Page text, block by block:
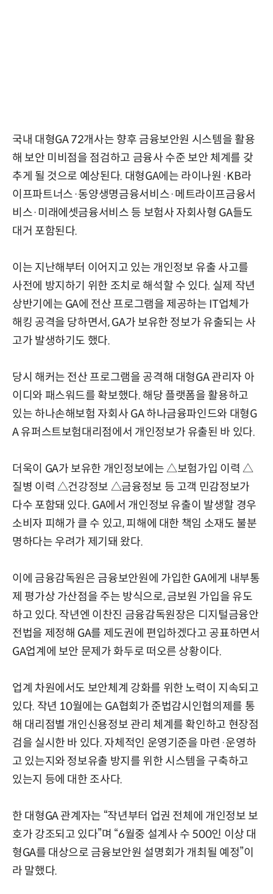
국내 대형GA 72개사는 향후 금융보안원 시스템을 활용
해 보안 미비점을 점검하고 금융사 수준 보안 체계를 갖
추게 될 것으로 예상된다. 대형GA에는 라이나원·KB라
이프파트너스·동양생명금융서비스·메트라이프금융서
비스·미래에셋금융서비스 등 보험사 자회사형 GA들도
대거 포함된다.
이는 지난해부터 이어지고 있는 개인정보 유출 사고를
사전에 방지하기 위한 조치로 해석할 수 있다. 실제 작년
상반기에는 GA에 전산 프로그램을 제공하는 IT업체가
해킹 공격을 당하면서, GA가 보유한 정보가 유출되는 사
고가 발생하기도 했다.
당시 해커는 전산 프로그램을 공격해 대형GA 관리자 아
이디와 패스워드를 확보했다. 해당 플랫폼을 활용하고
있는 하나손해보험 자회사 GA 하나금융파인드와 대형G
A 유퍼스트보험대리점에서 개인정보가 유출된 바 있다.
더욱이 GA가 보유한 개인정보에는 △보험가입 이력 △
질병 이력 △건강정보 △금융정보 등 고객 민감정보가
다수 포함돼 있다. GA에서 개인정보 유출이 발생할 경우
소비자 피해가 클 수 있고, 피해에 대한 책임 소재도 불분
명하다는 우려가 제기돼 왔다.
이에 금융감독원은 금융보안원에 가입한 GA에게 내부통
제 평가상 가산점을 주는 방식으로, 금보원 가입을 유도
하고 있다. 작년엔 이찬진 금융감독원장은 디지털금융안
전법을 제정해 GA를 제도권에 편입하겠다고 공표하면서
GA업계에 보안 문제가 화두로 떠오른 상황이다.
업계 차원에서도 보안체계 강화를 위한 노력이 지속되고
있다. 작년 10월에는 GA협회가 준법감시인협의제를 통
해 대리점별 개인신용정보 관리 체계를 확인하고 현장점
검을 실시한 바 있다. 자체적인 운영기준을 마련·운영하
고 있는지와 정보유출 방지를 위한 시스템을 구축하고
있는지 등에 대한 조사다.
한 대형GA 관계자는 “작년부터 업권 전체에 개인정보 보
호가 강조되고 있다”며 “6월중 설계사 수 500인 이상 대
형GA를 대상으로 금융보안원 설명회가 개최될 예정”이
라 말했다.